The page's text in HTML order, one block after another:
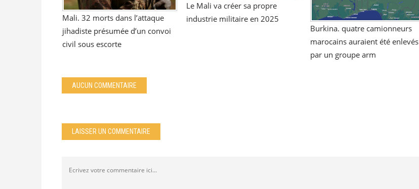
Mali. 32 morts dans l’attaque
jihadiste présumée d’un convoi
civil sous escorte
Le Mali va créer sa propre
industrie militaire en 2025
Burkina. quatre camionneurs
marocains auraient été enlevés
par un groupe arm
AUCUN COMMENTAIRE
LAISSER UN COMMENTAIRE